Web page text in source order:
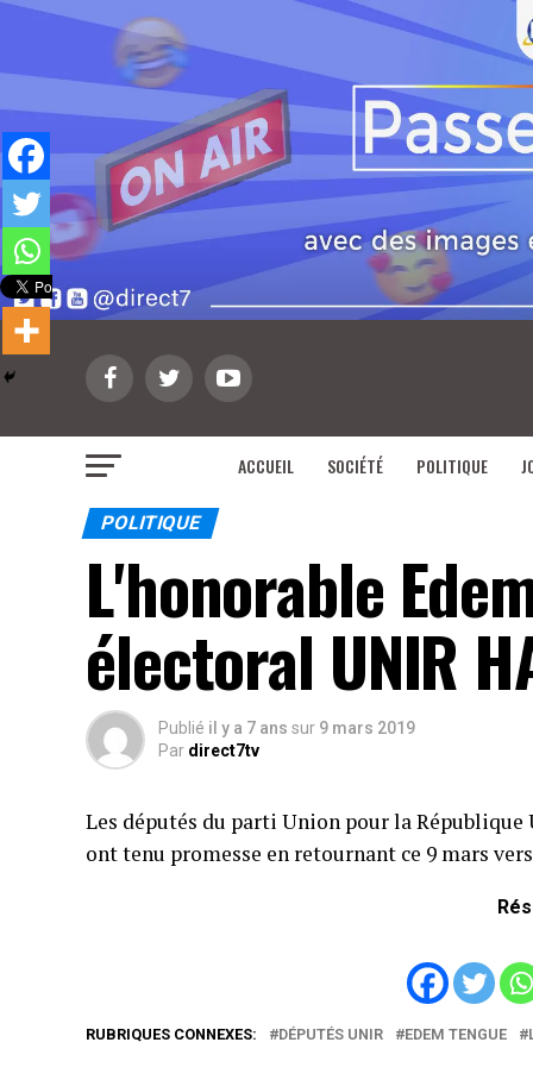
ACCUEIL SOCIÉTÉ POLITIQUE
POLITIQUE
L'honorable
électoral UNIR
Publié il y a 7 ans sur 9 mars 2019
Par direct7tv
Les députés du parti Union pour la République
ont tenu promesse en retournant ce 9 mars
RUBRIQUES CONNEXES: DÉPUTÉS UNIR EDEM TENGUE